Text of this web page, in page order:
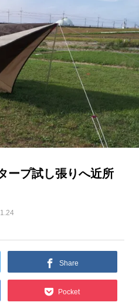
ープ試し張りへ近所
Share
Pocket